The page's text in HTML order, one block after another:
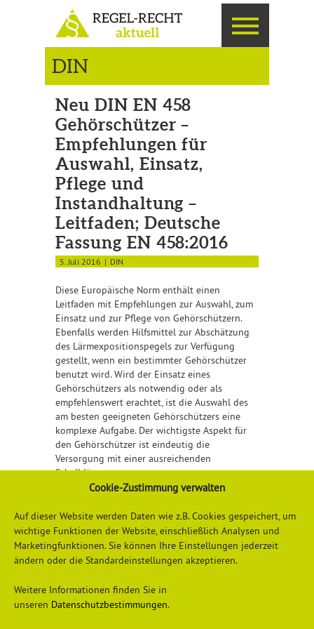
Cookie-Zustimmung verwalten
Auf dieser Website werden Daten wie z.B. Cookies gespeichert, um
wichtige Funktionen der Website, einschließlich Analysen und
Marketingfunktionen. Sie können Ihre Einstellungen jederzeit
ändern oder die Standardeinstellungen akzeptieren.
Weitere Informationen finden Sie in
unseren Datenschutzbestimmungen.
DIN
Neu DIN EN 458
Gehörschützer –
Empfehlungen für
Auswahl, Einsatz,
Pflege und
Instandhaltung –
Leitfaden; Deutsche
Fassung EN 458:2016
5. Juli 2016 DIN
Diese Europäische Norm enthält einen
Leitfaden mit Empfehlungen zur Auswahl, zum
Einsatz und zur Pflege von Gehörschützern.
Ebenfalls werden Hilfsmittel zur Abschätzung
des Lärmexpositionspegels zur Verfügung
gestellt, wenn ein bestimmter Gehörschützer
benutzt wird. Wird der Einsatz eines
Gehörschützers als notwendig oder als
empfehlenswert erachtet, ist die Auswahl des
am besten geeigneten Gehörschützers eine
komplexe Aufgabe. Der wichtigste Aspekt für
den Gehörschützer ist eindeutig die
Versorgung mit einer ausreichenden
Schalldämmung.